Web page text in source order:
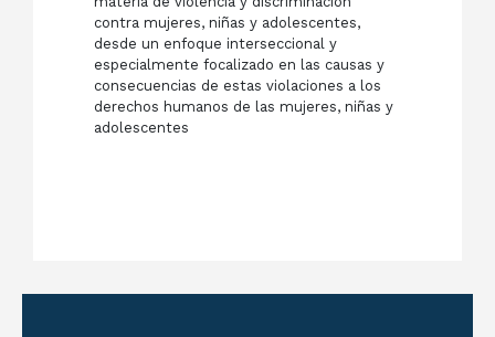
contra mujeres, niñas y adolescentes,
desde un enfoque interseccional y
especialmente focalizado en las causas y
consecuencias de estas violaciones a los
derechos humanos de las mujeres, niñas y
adolescentes